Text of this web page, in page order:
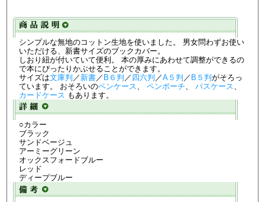
シンプルな無地のコットン生地を使いました。 男女問わずお使い
いただける、新書サイズのブックカバー。
しおり紐が付いていて便利。 本の厚みにあわせて調整ができるの
で本にぴったりかぶせることができます。
サイズは文庫判 ／ 新書／ B６判 ／ 四六判 ／A５判 ／ B５判がそろっ
ています。 おそろいのペンケース、ペンポーチ、パスケース、
カードケース もあります。
○カラー
ブラック
サンドベージュ
アーミーグリーン
オックスフォードブルー
レッド
ディープブルー